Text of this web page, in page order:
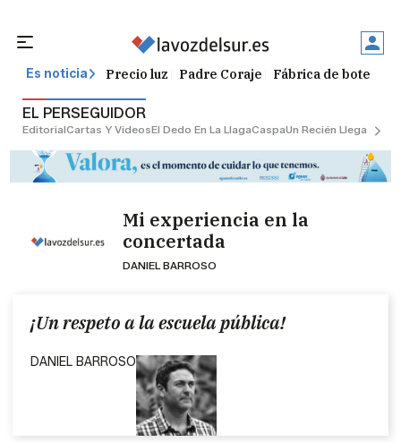
Es noticia Precio luz Padre Coraje Fábrica de botellas
EL PERSEGUIDOR
EditorialCartas Y VídeosEl Dedo En La LlagaCaspaUn Recién Llegado
Mi experiencia en la
concertada
DANIEL BARROSO
¡Un respeto a la escuela pública!
DANIEL BARROSO